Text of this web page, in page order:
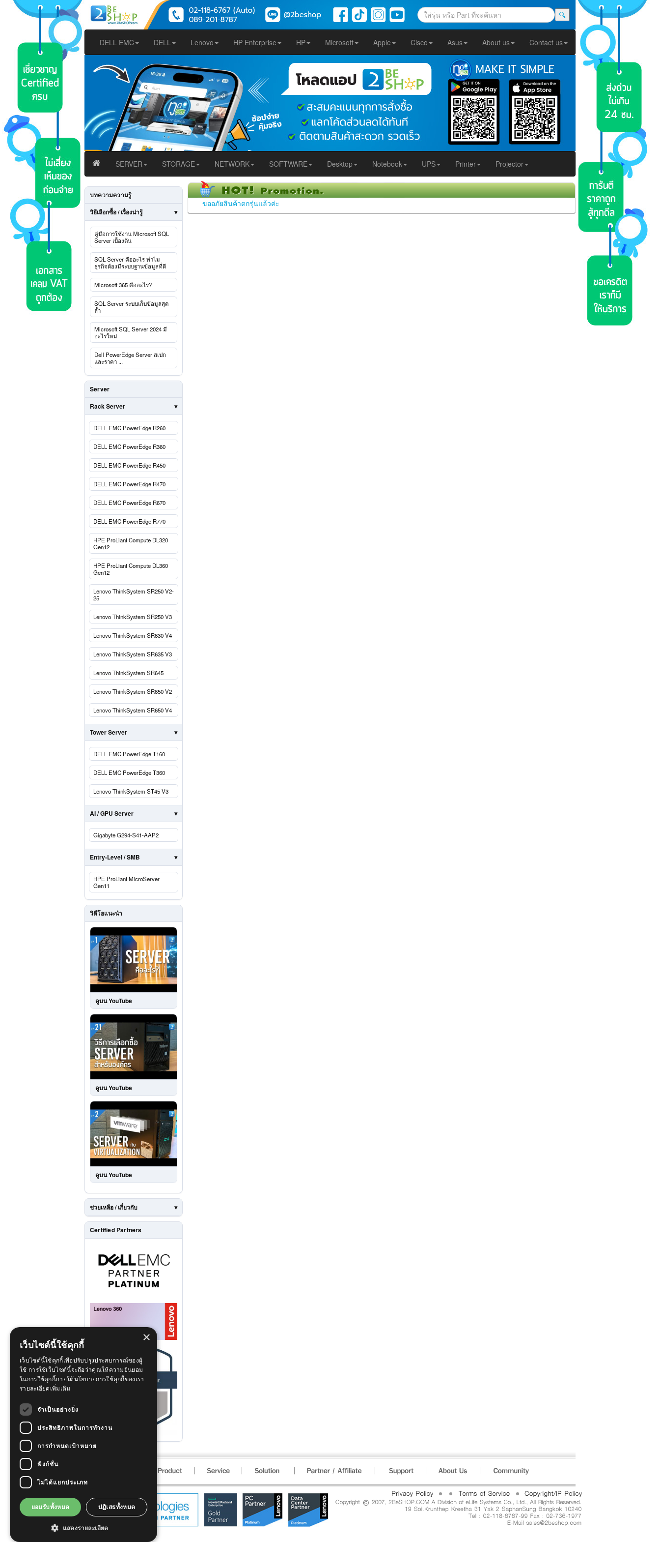
🔍
DELL EMC DELL Lenovo HP Enterprise HP Microsoft Apple Cisco Asus About us Contact us
SERVER STORAGE NETWORK SOFTWARE Desktop Notebook UPS Printer Projector
บทความความรู้
วิธีเลือกซื้อ / เรื่องน่ารู้
คู่มือการใช้งาน Microsoft SQL
Server เบื้องต้น
SQL Server คืออะไร ทำไม
ธุรกิจต้องมีระบบฐานข้อมูลที่ดี
Microsoft 365 คืออะไร?
SQL Server ระบบเก็บข้อมูลสุด
ล้ำ
Microsoft SQL Server 2024 มี
อะไรใหม่
Dell PowerEdge Server สเปก
และราคา ...
Server
Rack Server
DELL EMC PowerEdge R260
DELL EMC PowerEdge R360
DELL EMC PowerEdge R450
DELL EMC PowerEdge R470
DELL EMC PowerEdge R670
DELL EMC PowerEdge R770
HPE ProLiant Compute DL320
Gen12
HPE ProLiant Compute DL360
Gen12
Lenovo ThinkSystem SR250 V2-
25
Lenovo ThinkSystem SR250 V3
Lenovo ThinkSystem SR630 V4
Lenovo ThinkSystem SR635 V3
Lenovo ThinkSystem SR645
Lenovo ThinkSystem SR650 V2
Lenovo ThinkSystem SR650 V4
Tower Server
DELL EMC PowerEdge T160
DELL EMC PowerEdge T360
Lenovo ThinkSystem ST45 V3
AI / GPU Server
Gigabyte G294-S41-AAP2
Entry-Level / SMB
HPE ProLiant MicroServer
Gen11
วิดีโอแนะนำ
ดูบน YouTube
ดูบน YouTube
ดูบน YouTube
ช่วยเหลือ / เกี่ยวกับ
Certified Partners
ขออภัยสินค้าตกรุ่นแล้วค่ะ
×
เว็บไซต์นี้ใช้คุกกี้
เว็บไซต์นี้ใช้คุกกี้เพื่อปรับปรุงประสบการณ์ของผู้
ใช้ การใช้เว็บไซต์นี้จะถือว่าคุณให้ความยินยอม
ในการใช้คุกกี้ภายใต้นโยบายการใช้คุกกี้ของเรา
รายละเอียดเพิ่มเติม
จำเป็นอย่างยิ่ง
ประสิทธิภาพในการทำงาน
การกำหนดเป้าหมาย
ฟังก์ชั่น
ไม่ได้แยกประเภท
ยอมรับทั้งหมด ปฏิเสธทั้งหมด
แสดงรายละเอียด